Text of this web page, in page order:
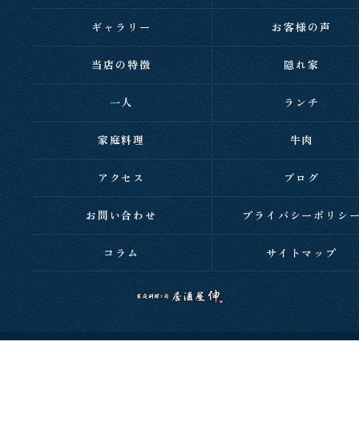
ギャラリー お客様の声
当店の特徴 隠れ家
一人 ランチ
家庭料理 牛肉
アクセス ブログ
お問い合わせ プライバシーポリシ
コラム サイトマップ